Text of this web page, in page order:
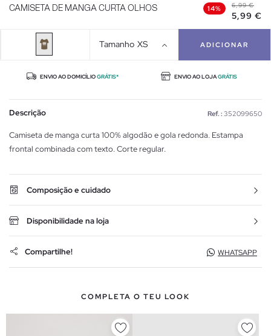
CAMISETA DE MANGA CURTA OLHOS 14% 6,99 €
5,99 €
Tamanho XS ADICIONAR
ENVIO AO DOMICÍLIOGRÁTIS* ENVIO AO LOJAGRÁTIS
Descrição Ref. : 352099650
Camiseta de manga curta 100% algodão e gola redonda. Estampa
frontal combinada com texto. Corte regular.
Composição e cuidado
Disponibilidade na loja
Compartilhe! WHATSAPP
COMPLETA O TEU LOOK